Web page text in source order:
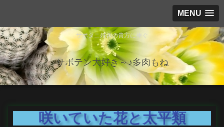
MENU
サボタニ好きの貴方に捧ぐ
サボテン大好き～♪多肉もね
咲いていた花と太平類